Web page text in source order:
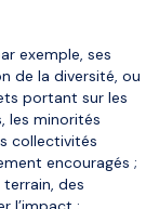
exemple, ses
de la diversité, ou
portant sur les
les minorités
collectivités
encouragés ;
des